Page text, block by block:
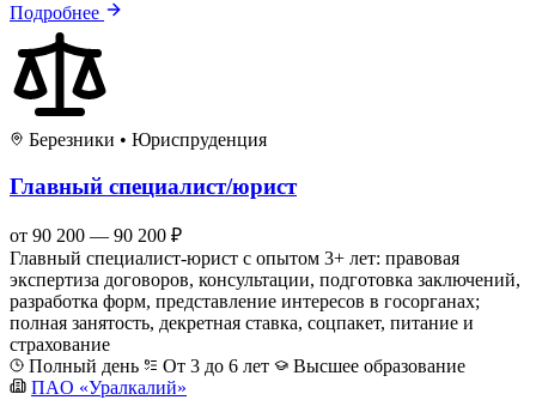
Подробнее
Березники • Юриспруденция
Главный специалист/юрист
от 90 200 — 90 200 ₽
Главный специалист-юрист с опытом 3+ лет: правовая
экспертиза договоров, консультации, подготовка заключений,
разработка форм, представление интересов в госорганах;
полная занятость, декретная ставка, соцпакет, питание и
страхование
Полный день
От 3 до 6 лет
Высшее образование
ПAO «Уралкалий»